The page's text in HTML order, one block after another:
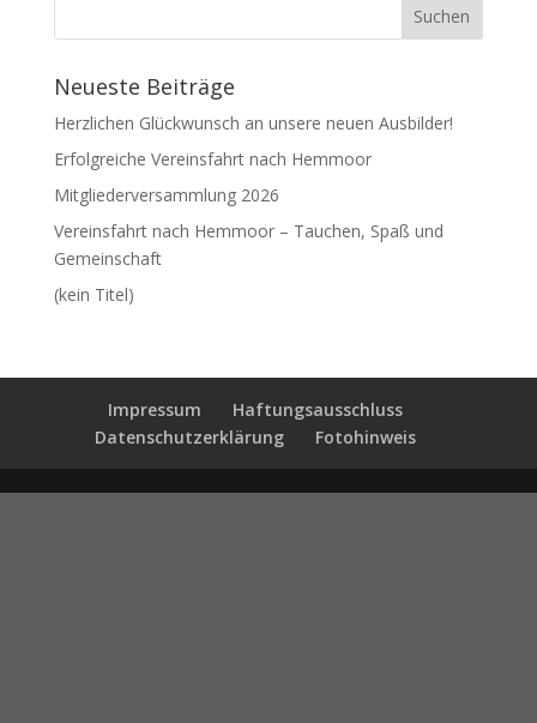
Neueste Beiträge
Herzlichen Glückwunsch an unsere neuen Ausbilder!
Erfolgreiche Vereinsfahrt nach Hemmoor
Mitgliederversammlung 2026
Vereinsfahrt nach Hemmoor – Tauchen, Spaß und
Gemeinschaft
(kein Titel)
Impressum
Haftungsausschluss
Datenschutzerklärung
Fotohinweis